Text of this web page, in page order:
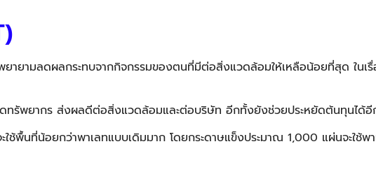
ยามลดผลกระทบจากกิจกรรมของตนที่มีต่อสิ่งแวดล้อมให้เหลือน้อยที่สุด ในเ
ดทรัพยากร ส่งผลดีต่อสิ่งแวดล้อมและต่อบริษัท อีกทั้งยังช่วยประหยัดต้นทุนได้
พื้นที่น้อยกว่าพาเลทแบบเดิมมาก โดยกระดาษแข็งประมาณ 1,000 แผ่นจะใช้พ